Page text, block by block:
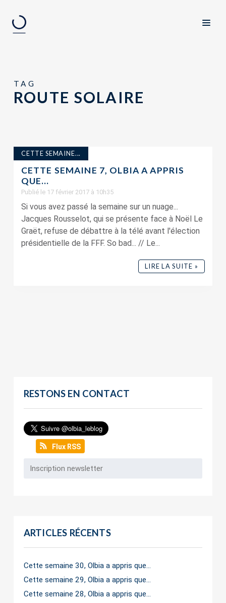
TAG
ROUTE SOLAIRE
CETTE SEMAINE...
CETTE SEMAINE 7, OLBIA A APPRIS
QUE…
Publié le 17 février 2017 à 10h35
Si vous avez passé la semaine sur un nuage...
Jacques Rousselot, qui se présente face à Noël Le
Graët, refuse de débattre à la télé avant l'élection
présidentielle de la FFF. So bad... // Le...
LIRE LA SUITE »
RESTONS EN CONTACT
Flux RSS
ARTICLES RÉCENTS
Cette semaine 30, Olbia a appris que…
Cette semaine 29, Olbia a appris que…
Cette semaine 28, Olbia a appris que…